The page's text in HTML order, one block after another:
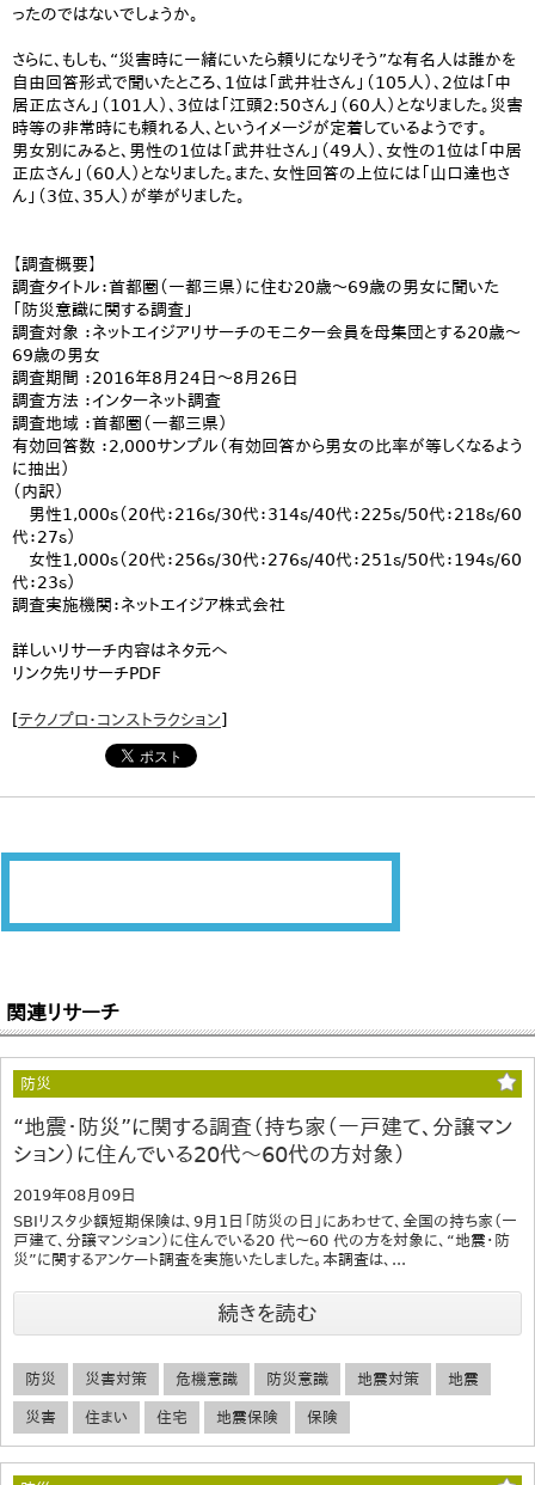
ったのではないでしょうか。
さらに、もしも、“災害時に一緒にいたら頼りになりそう”な有名人は誰かを
自由回答形式で聞いたところ、1位は「武井壮さん」（105人）、2位は「中
居正広さん」（101人）、3位は「江頭2:50さん」（60人）となりました。災害
時等の非常時にも頼れる人、というイメージが定着しているようです。
男女別にみると、男性の1位は「武井壮さん」（49人）、女性の1位は「中居
正広さん」（60人）となりました。また、女性回答の上位には「山口達也さ
ん」（3位、35人）が挙がりました。
【調査概要】
調査タイトル：首都圏（一都三県）に住む20歳～69歳の男女に聞いた
「防災意識に関する調査」
調査対象 ：ネットエイジアリサーチのモニター会員を母集団とする20歳～
69歳の男女
調査期間 ：2016年8月24日～8月26日
調査方法 ：インターネット調査
調査地域 ：首都圏（一都三県）
有効回答数 ：2,000サンプル（有効回答から男女の比率が等しくなるよう
に抽出）
（内訳）
男性1,000ｓ（20代：216ｓ/30代：314ｓ/40代：225ｓ/50代：218ｓ/60
代：27ｓ）
女性1,000ｓ（20代：256ｓ/30代：276ｓ/40代：251ｓ/50代：194ｓ/60
代：23ｓ）
調査実施機関：ネットエイジア株式会社
詳しいリサーチ内容はネタ元へ
リンク先リサーチPDF
[テクノプロ・コンストラクション]
関連リサーチ
防災
“地震・防災”に関する調査（持ち家（一戸建て、分譲マン
ション）に住んでいる20代～60代の方対象）
2019年08月09日
SBIリスタ少額短期保険は、9月1日「防災の日」にあわせて、全国の持ち家（一
戸建て、分譲マンション）に住んでいる20 代～60 代の方を対象に、“地震・防
災”に関するアンケート調査を実施いたしました。本調査は、...
続きを読む
防災 災害対策 危機意識 防災意識 地震対策 地震
災害 住まい 住宅 地震保険 保険